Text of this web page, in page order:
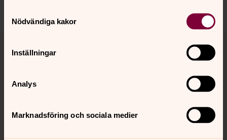
Nödvändiga kakor
Inställningar
Analys
Marknadsföring och sociala medier
Kontakt